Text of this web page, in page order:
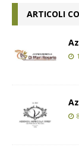
ARTICOLI